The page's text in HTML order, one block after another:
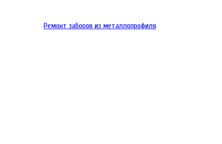
Ремонт заборов из металлопрофиля